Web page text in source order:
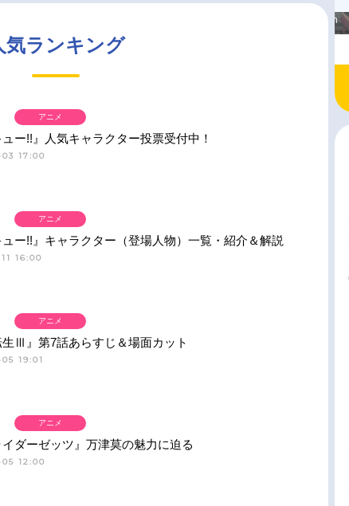
気ランキング
ー!!』人気キャラクター投票受付中！
17:00
アニメ
ー!!』キャラクター（登場人物）一覧・紹介＆解説
16:00
アニメ
Ⅲ』第7話あらすじ＆場面カット
19:01
アニメ
ダーゼッツ』万津莫の魅力に迫る
12:00
アニメ
高橋美紀のおんぷの気持ち
TVアニメ『戦隊大失格』
radio 大直会 2nd season